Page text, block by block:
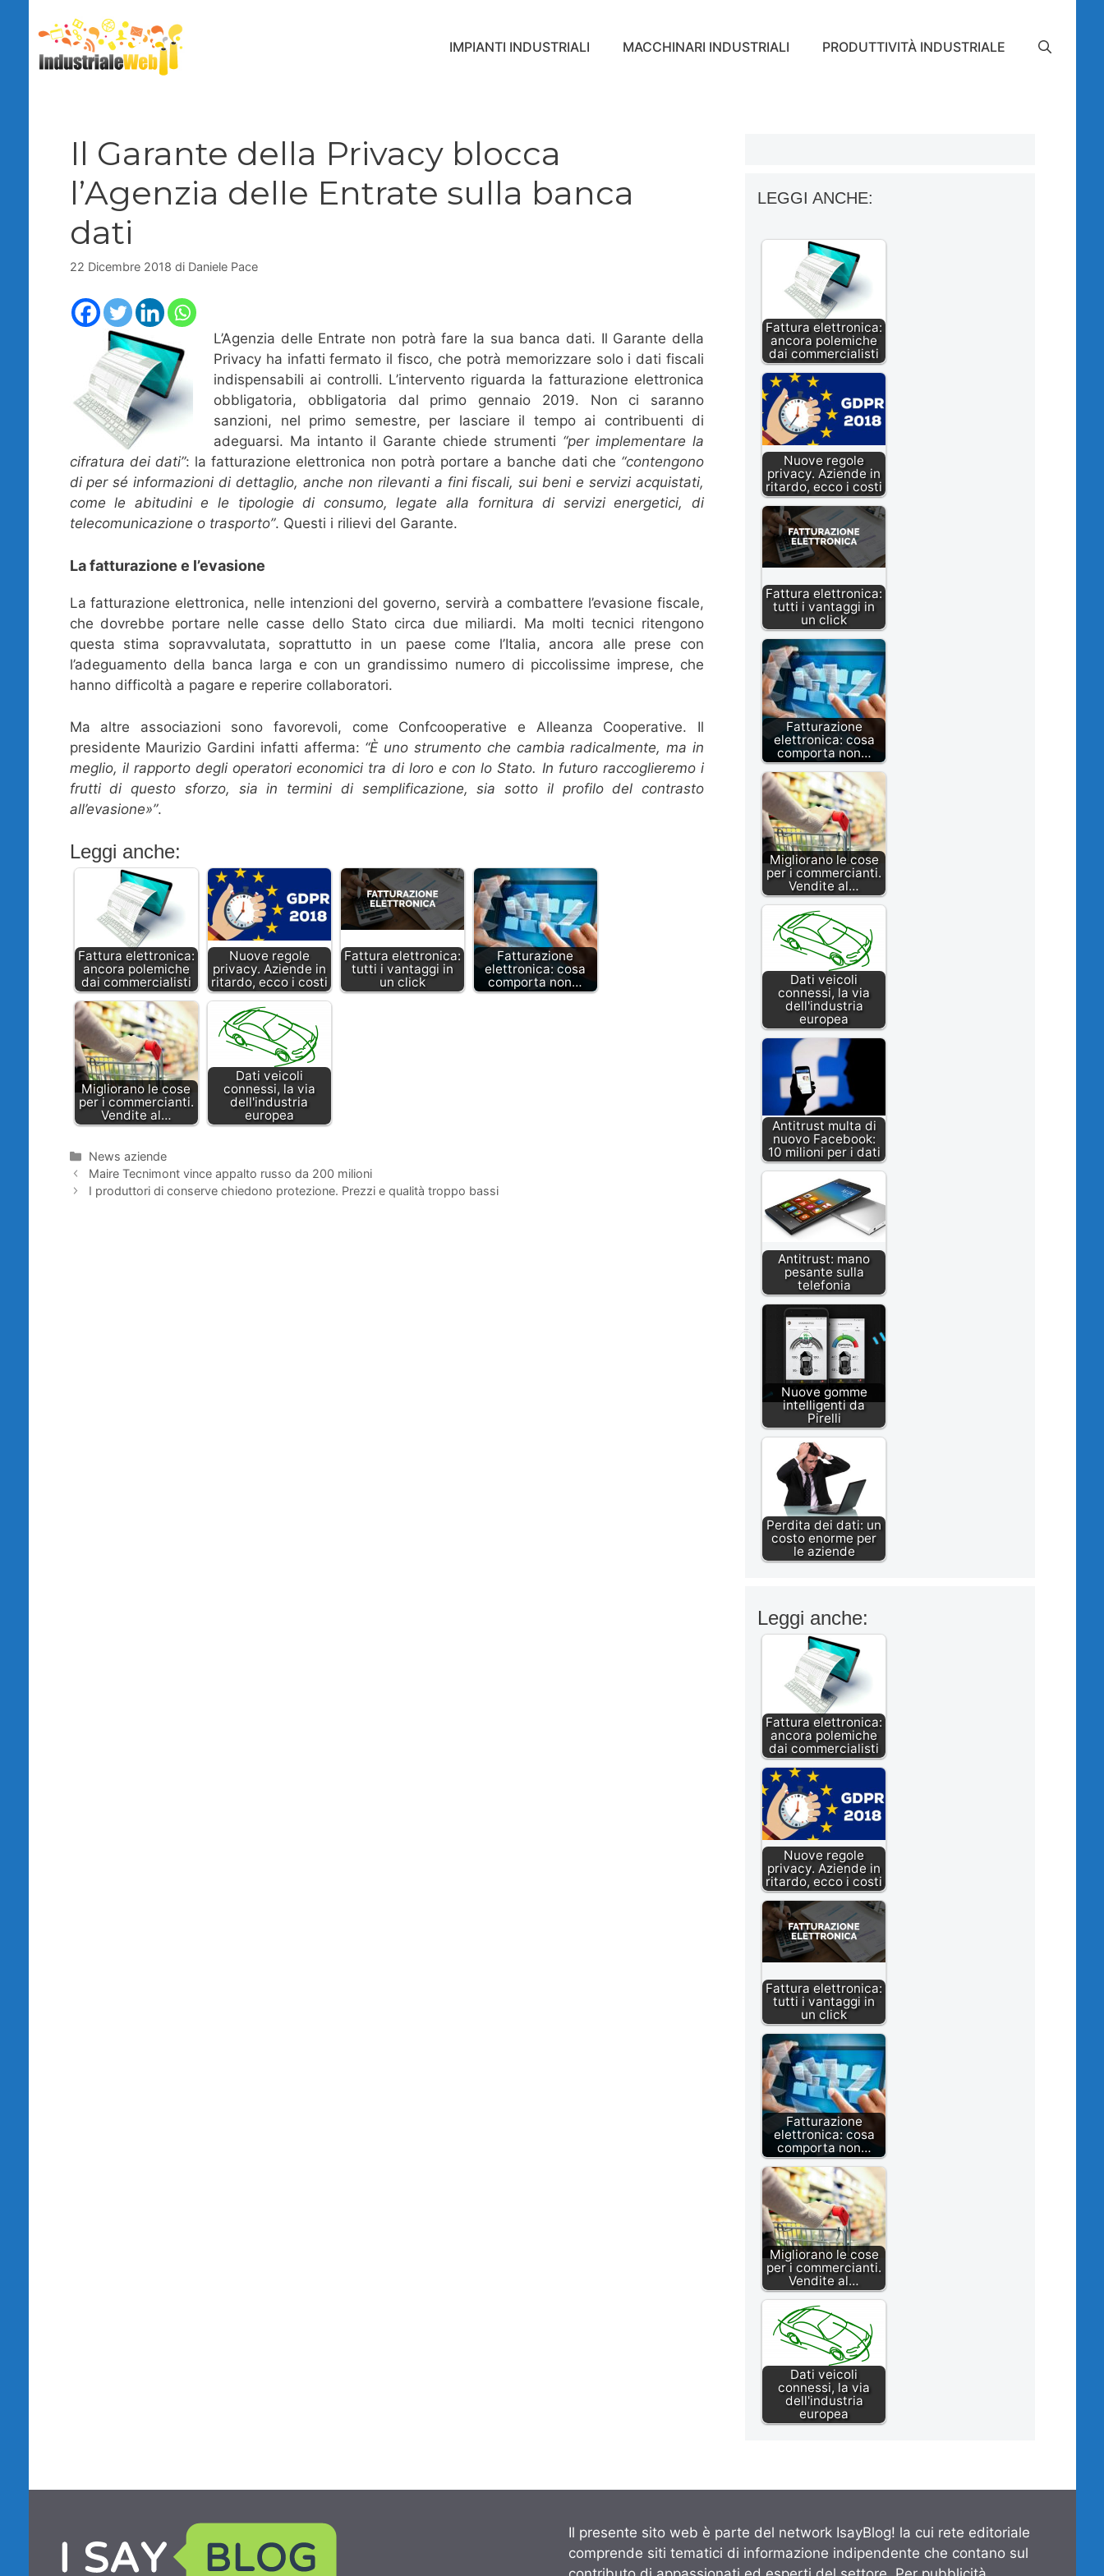
contenuto
IMPIANTI INDUSTRIALI MACCHINARI INDUSTRIALI PRODUTTIVITÀ INDUSTRIALE
Il Garante della Privacy blocca
l’Agenzia delle Entrate sulla banca
dati
22 Dicembre 2018 di Daniele Pace
L’Agenzia delle Entrate non potrà fare la sua banca dati. Il Garante della
Privacy ha infatti fermato il fisco, che potrà memorizzare solo i dati fiscali
indispensabili ai controlli. L’intervento riguarda la fatturazione elettronica
obbligatoria, obbligatoria dal primo gennaio 2019. Non ci saranno
sanzioni, nel primo semestre, per lasciare il tempo ai contribuenti di
adeguarsi. Ma intanto il Garante chiede strumenti “per implementare la
cifratura dei dati”: la fatturazione elettronica non potrà portare a banche dati che “contengono
di per sé informazioni di dettaglio, anche non rilevanti a fini fiscali, sui beni e servizi acquistati,
come le abitudini e le tipologie di consumo, legate alla fornitura di servizi energetici, di
telecomunicazione o trasporto”. Questi i rilievi del Garante.
La fatturazione e l’evasione
La fatturazione elettronica, nelle intenzioni del governo, servirà a combattere l’evasione fiscale,
che dovrebbe portare nelle casse dello Stato circa due miliardi. Ma molti tecnici ritengono
questa stima sopravvalutata, soprattutto in un paese come l’Italia, ancora alle prese con
l’adeguamento della banca larga e con un grandissimo numero di piccolissime imprese, che
hanno difficoltà a pagare e reperire collaboratori.
Ma altre associazioni sono favorevoli, come Confcooperative e Alleanza Cooperative. Il
presidente Maurizio Gardini infatti afferma: “È uno strumento che cambia radicalmente, ma in
meglio, il rapporto degli operatori economici tra di loro e con lo Stato. In futuro raccoglieremo i
frutti di questo sforzo, sia in termini di semplificazione, sia sotto il profilo del contrasto
all’evasione»”.
Leggi anche:
Fattura elettronica:
ancora polemiche
dai commercialisti
Nuove regole
privacy. Aziende in
ritardo, ecco i costi
Fattura elettronica:
tutti i vantaggi in
un click
Fatturazione
elettronica: cosa
comporta non…
Migliorano le cose
per i commercianti.
Vendite al…
Dati veicoli
connessi, la via
dell'industria
europea
Categorie
News aziende
Maire Tecnimont vince appalto russo da 200 milioni
I produttori di conserve chiedono protezione. Prezzi e qualità troppo bassi
LEGGI ANCHE:
Fattura elettronica:
ancora polemiche
dai commercialisti
Nuove regole
privacy. Aziende in
ritardo, ecco i costi
Fattura elettronica:
tutti i vantaggi in
un click
Fatturazione
elettronica: cosa
comporta non…
Migliorano le cose
per i commercianti.
Vendite al…
Dati veicoli
connessi, la via
dell'industria
europea
Antitrust multa di
nuovo Facebook:
10 milioni per i dati
Antitrust: mano
pesante sulla
telefonia
Nuove gomme
intelligenti da
Pirelli
Perdita dei dati: un
costo enorme per
le aziende
Leggi anche:
Fattura elettronica:
ancora polemiche
dai commercialisti
Nuove regole
privacy. Aziende in
ritardo, ecco i costi
Fattura elettronica:
tutti i vantaggi in
un click
Fatturazione
elettronica: cosa
comporta non…
Migliorano le cose
per i commercianti.
Vendite al…
Dati veicoli
connessi, la via
dell'industria
europea
Il presente sito web è parte del network IsayBlog! la cui rete editoriale
comprende siti tematici di informazione indipendente che contano sul